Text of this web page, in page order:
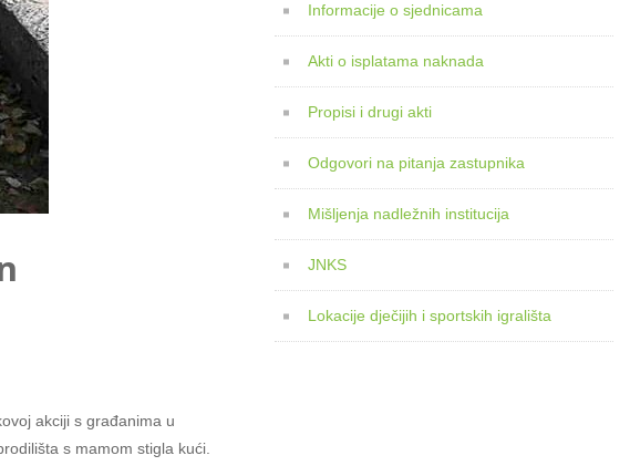
akciji s građanima u
s mamom stigla kući.
Informacije o sjednicama
Akti o isplatama naknada
Propisi i drugi akti
Odgovori na pitanja zastupnika
Mišljenja nadležnih institucija
JNKS
Lokacije dječijih i sportskih igrališta